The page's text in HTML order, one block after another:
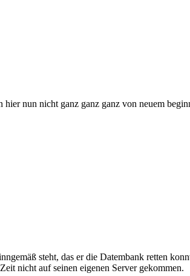
nun nicht ganz ganz ganz von neuem
steht, das er die Datembank retten
nicht auf seinen eigenen Server gekommen.